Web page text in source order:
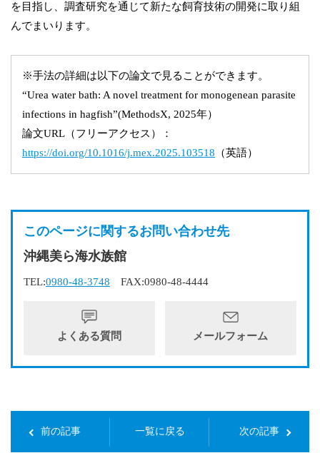
を目指し、調査研究を通じて新たな飼育技術の開発に取り組
んでまいります。
※手法の詳細は以下の論文で見ることができます。
“Urea water bath: A novel treatment for monogenean parasite
infections in hagfish”(MethodsX, 2025年）
論文URL（フリーアクセス）：
https://doi.org/10.1016/j.mex.2025.103518 （英語）
このページに関するお問い合わせ先
沖縄美ら海水族館
TEL:0980-48-3748 FAX:0980-48-4444
よくある質問 メールフォーム
前の記事 一覧に戻る 次の記事